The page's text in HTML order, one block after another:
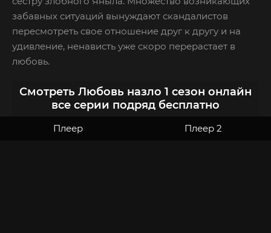
забавных ситуаций вынуждают скандалистов
пересмотреть свое отношение друг к другу и на
удивление, ненависть уже скоро перерастает в
любовь.
Смотреть Любовь назло 1 сезон онлайн
все серии подряд бесплатно
Плеер Плеер 2